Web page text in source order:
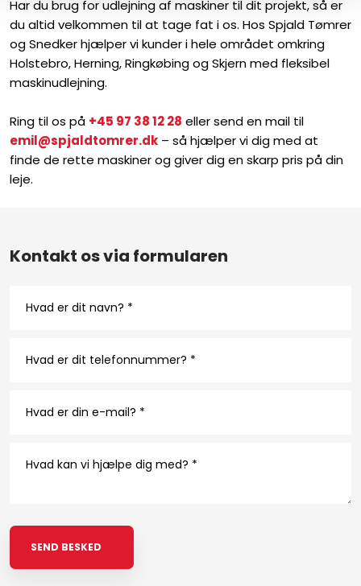
Har du brug for udlejning af maskiner til dit projekt, så er
du altid velkommen til at tage fat i os. Hos Spjald Tømrer
og Snedker hjælper vi kunder i hele området omkring
Holstebro, Herning, Ringkøbing og Skjern med fleksibel
maskinudlejning.
Ring til os på +45 97 38 12 28 eller send en mail til
emil@spjaldtomrer.dk– så hjælper vi dig med at
finde de rette maskiner og giver dig en skarp pris på din
leje.
Kontakt os via formularen​